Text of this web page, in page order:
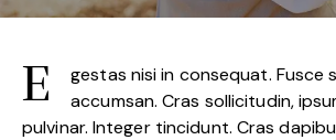
egestas nisi in consequat. Fusce sodales augue a
accumsan. Cras sollicitudin,
pulvinar. Integer tincidunt. Cras